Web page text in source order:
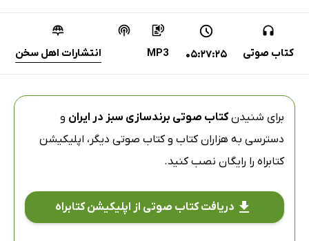
کتاب صوتی 05:27:25
MP3 انتشارات اهل سخن
برای شنیدنکتاب صوتی برندسازی سبز در ایران و
دسترسی به هزاران کتاب و کتاب صوتی دیگر، اپلیکیشن
کتابراه را رایگان نصب کنید.
دریافت کتاب صوتی از اپلیکیشن کتابراه